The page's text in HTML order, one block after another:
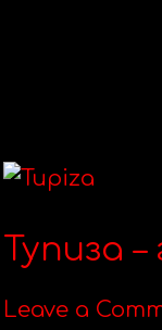
Тупиза
Leave a
Тупиза
градът
сянката